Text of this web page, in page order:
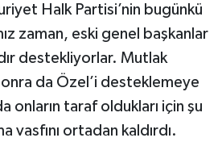
Halk Partisi’nin bugünkü
zaman, eski genel başkanlar
destekliyorlar. Mutlak
da Özel’i desteklemeye
onların taraf oldukları için şu
vasfını ortadan kaldırdı.